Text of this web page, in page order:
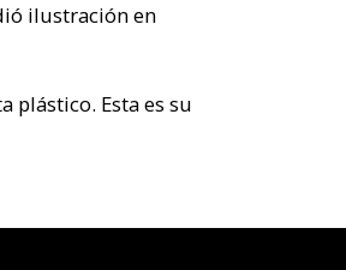
ilustración en
plástico. Esta es su